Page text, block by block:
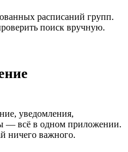
расписаний групп.
поиск вручную.
уведомления,
— всё в одном приложении.
ничего важного.